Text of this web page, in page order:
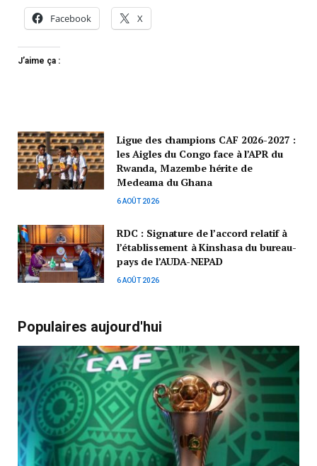
Facebook X
J’aime ça :
Ligue des champions CAF 2026-2027 :
les Aigles du Congo face à l’APR du
Rwanda, Mazembe hérite de
Medeama du Ghana
6 AOÛT 2026
RDC : Signature de l’accord relatif à
l’établissement à Kinshasa du bureau-
pays de l’AUDA-NEPAD
6 AOÛT 2026
Populaires aujourd'hui